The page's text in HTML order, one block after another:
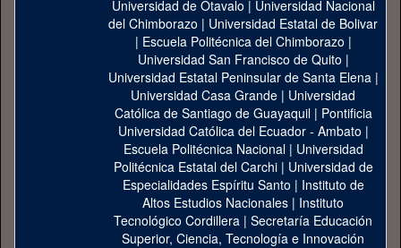
Universidad de Otavalo | Universidad Nacional
del Chimborazo | Universidad Estatal de Bolivar
| Escuela Politécnica del Chimborazo |
Universidad San Francisco de Quito |
Universidad Estatal Peninsular de Santa Elena|
Universidad Casa Grande | Universidad
Católica de Santiago de Guayaquil| Pontificia
Universidad Católica del Ecuador - Ambato |
Escuela Politécnica Nacional| Universidad
Politécnica Estatal del Carchi| Universidad de
Especialidades Espíritu Santo | Instituto de
Altos Estudios Nacionales | Instituto
Tecnológico Cordillera | Secretaría Educación
Superior, Ciencia, Tecnología e Innovación